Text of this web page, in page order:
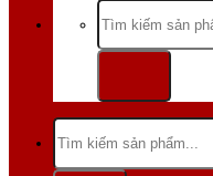
Tìm
kiếm:
Tìm
kiếm: